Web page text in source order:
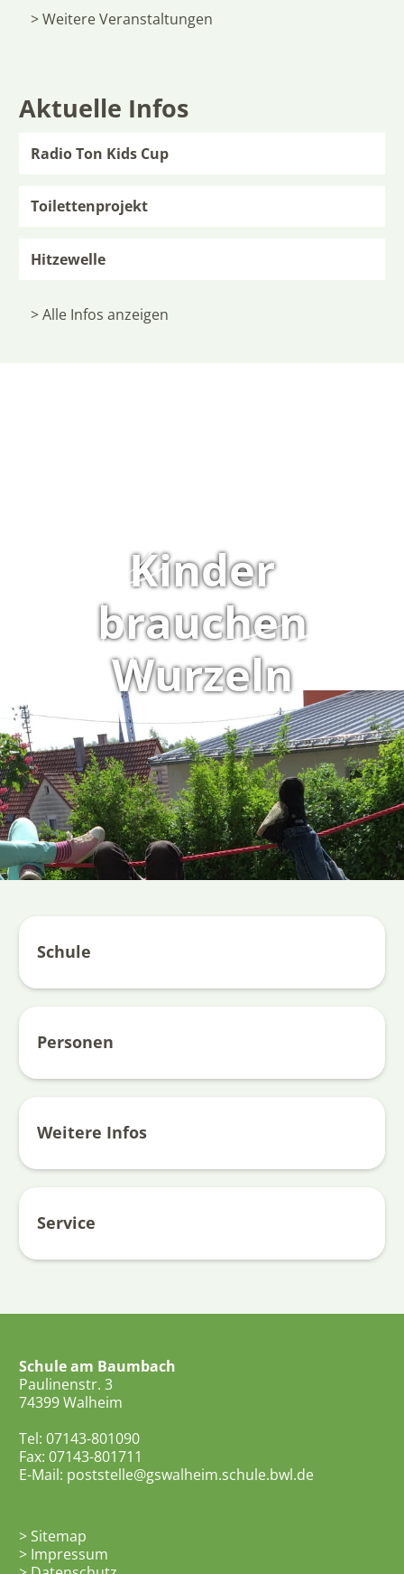
> Weitere Veranstaltungen
Aktuelle Infos
Radio Ton Kids Cup
Toilettenprojekt
Hitzewelle
> Alle Infos anzeigen
Kinder
brauchen
Wurzeln
Schule
Personen
Weitere Infos
Service
Schule am Baumbach
Paulinenstr. 3
74399 Walheim
Tel: 07143-801090
Fax: 07143-801711
E-Mail: poststelle@gswalheim.schule.bwl.de
>Sitemap
> Impressum